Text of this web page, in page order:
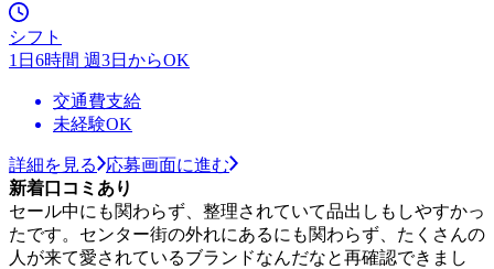
シフト
1日6時間 週3日からOK
交通費支給
未経験OK
詳細を見る
応募画面に進む
新着口コミあり
セール中にも関わらず、整理されていて品出しもしやすかっ
たです。センター街の外れにあるにも関わらず、たくさんの
人が来て愛されているブランドなんだなと再確認できまし